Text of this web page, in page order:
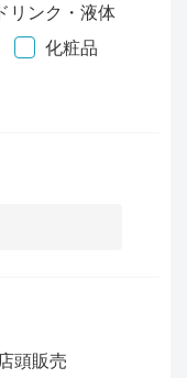
リンク・液体
化粧品
店頭販売